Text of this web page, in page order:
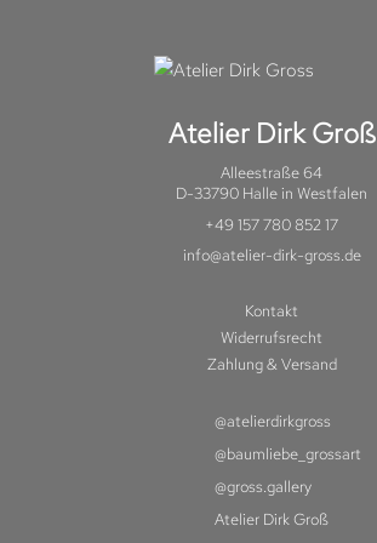
Atelier Dirk Groß
Alleestraße 64
D-33790 Halle in Westfalen
+49 157 780 852 17
info@atelier-dirk-gross.de
Kontakt
Widerrufsrecht
Zahlung & Versand
@atelierdirkgross
@baumliebe_grossart
@gross.gallery
Atelier Dirk Groß